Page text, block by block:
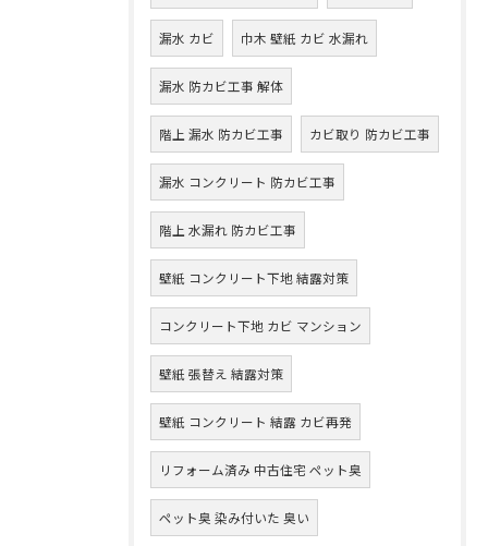
漏水 カビ 巾木 壁紙 カビ 水漏れ
漏水 防カビ工事 解体
階上 漏水 防カビ工事 カビ取り 防カビ工事
漏水 コンクリート 防カビ工事
階上 水漏れ 防カビ工事
壁紙 コンクリート下地 結露対策
コンクリート下地 カビ マンション
壁紙 張替え 結露対策
壁紙 コンクリート 結露 カビ再発
リフォーム済み 中古住宅 ペット臭
ペット臭 染み付いた 臭い